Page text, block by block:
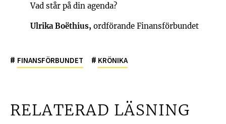
Vad står på din agenda?
Ulrika Boëthius, ordförande Finansförbundet
# FINANSFÖRBUNDET # KRÖNIKA
RELATERAD LÄSNING